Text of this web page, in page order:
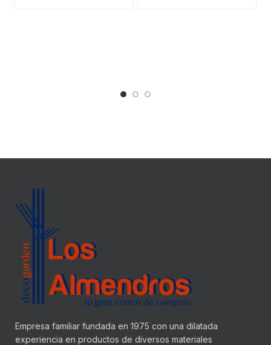
Empresa familiar fundada en 1975 con una dilatada
experiencia en productos de diversos materiales